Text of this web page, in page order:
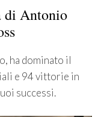
di Antonio
ha dominato il
e 94 vittorie in
successi.